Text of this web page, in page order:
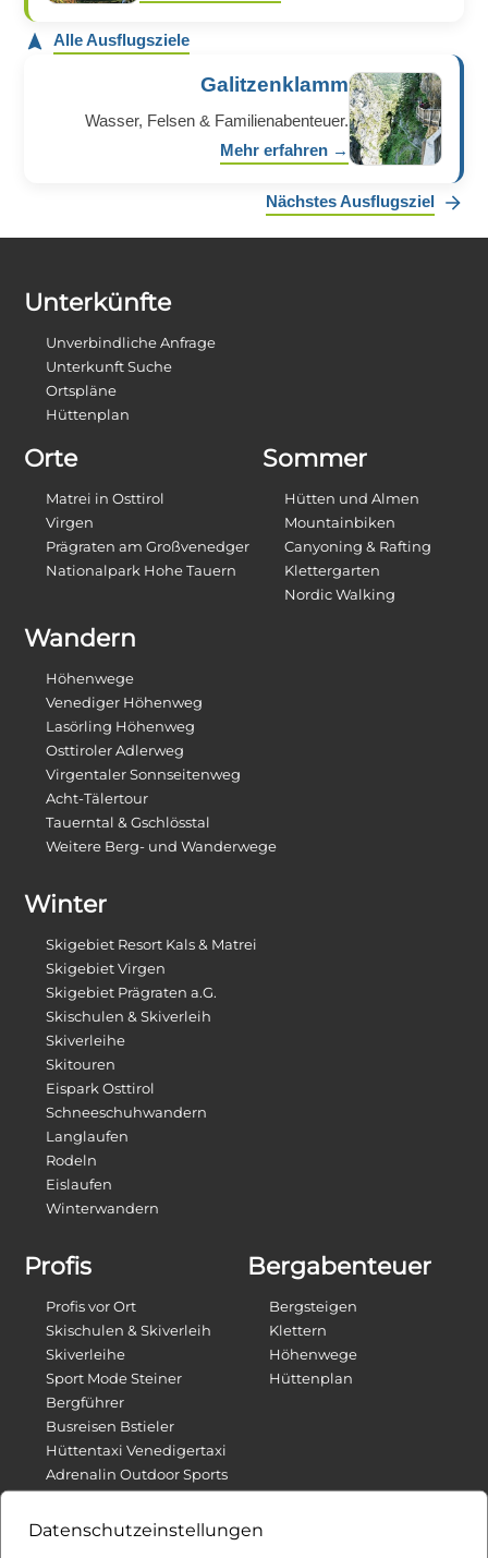
Alle Ausflugsziele
Galitzenklamm
Wasser, Felsen & Familienabenteuer.
Mehr erfahren →
Nächstes Ausflugsziel
Unterkünfte
Unverbindliche Anfrage
Unterkunft Suche
Ortspläne
Hüttenplan
Orte
Matrei in Osttirol
Virgen
Prägraten am Großvenedger
Nationalpark Hohe Tauern
Sommer
Hütten und Almen
Mountainbiken
Canyoning & Rafting
Klettergarten
Nordic Walking
Wandern
Höhenwege
Venediger Höhenweg
Lasörling Höhenweg
Osttiroler Adlerweg
Virgentaler Sonnseitenweg
Acht-Tälertour
Tauerntal & Gschlösstal
Weitere Berg- und Wanderwege
Winter
Skigebiet Resort Kals & Matrei
Skigebiet Virgen
Skigebiet Prägraten a.G.
Skischulen & Skiverleih
Skiverleihe
Skitouren
Eispark Osttirol
Schneeschuhwandern
Langlaufen
Rodeln
Eislaufen
Winterwandern
Profis
Profis vor Ort
Skischulen & Skiverleih
Skiverleihe
Sport Mode Steiner
Bergführer
Busreisen Bstieler
Hüttentaxi Venedigertaxi
Adrenalin Outdoor Sports
Bergabenteuer
Bergsteigen
Klettern
Höhenwege
Hüttenplan
Datenschutzeinstellungen